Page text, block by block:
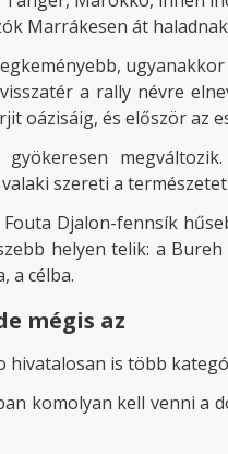
Marrákesen át
a rally névre
oázisáig, és először az
gyökeresen
szereti a
Djalon-fennsík
helyen telik: a
a célba.
mégis az
hivatalosan is több
komolyan kell venni a